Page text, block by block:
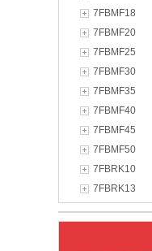
7FBMF18
7FBMF20
7FBMF25
7FBMF30
7FBMF35
7FBMF40
7FBMF45
7FBMF50
7FBRK10
7FBRK13